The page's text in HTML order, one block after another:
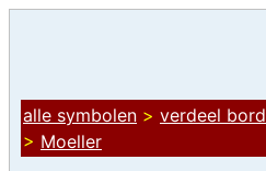
alle symbolen > verdeel bord
> Moeller